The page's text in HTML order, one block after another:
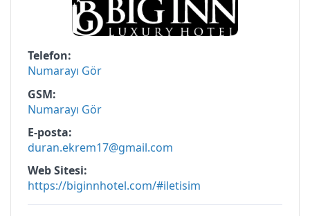
Telefon
Numarayı Gör
GSM
Numarayı Gör
E-posta
duran.ekrem17@gmail.com
Web Sitesi
https://biginnhotel.com/#iletisim